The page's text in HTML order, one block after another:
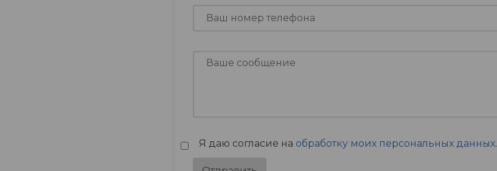
Я даю согласие на обработку моих персональных данных.